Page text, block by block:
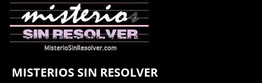
MISTERIOS SIN RESOLVER